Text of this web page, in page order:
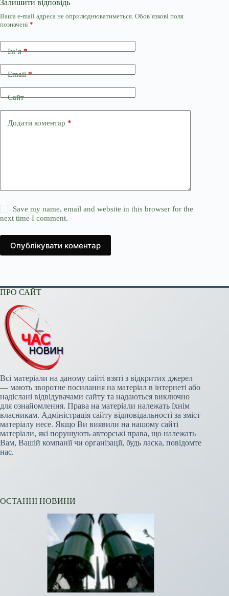
Залишити відповідь
Ваша e-mail адреса не оприлюднюватиметься. Обов’язкові поля
позначені *
Ім’я*
Email*
Сайт
Додати коментар *
Save my name, email and website in this browser for the
next time I comment.
Опублікувати коментар
ПРО САЙТ
Всі матеріали на даному сайті взяті з відкритих джерел
— мають зворотне посилання на матеріал в інтернеті або
надіслані відвідувачами сайту та надаються виключно
для ознайомлення. Права на матеріали належать їхнім
власникам. Адміністрація сайту відповідальності за зміст
матеріалу несе. Якщо Ви виявили на нашому сайті
матеріали, які порушують авторські права, що належать
Вам, Вашій компанії чи організації, будь ласка, повідомте
нас.
ОСТАННІ НОВИНИ